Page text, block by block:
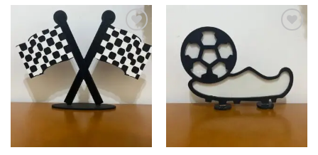
Add to
wishlist